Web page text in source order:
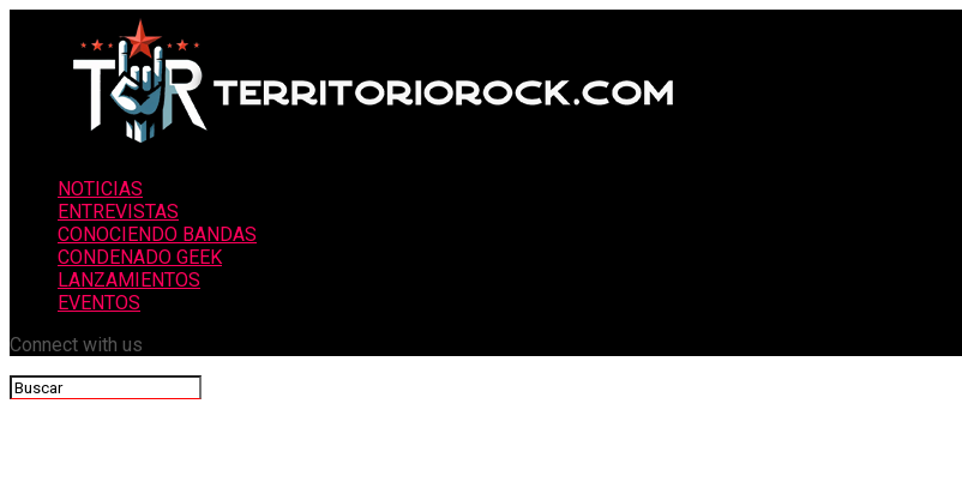
NOTICIAS
ENTREVISTAS
CONOCIENDO BANDAS
CONDENADO GEEK
LANZAMIENTOS
EVENTOS
Connect with us